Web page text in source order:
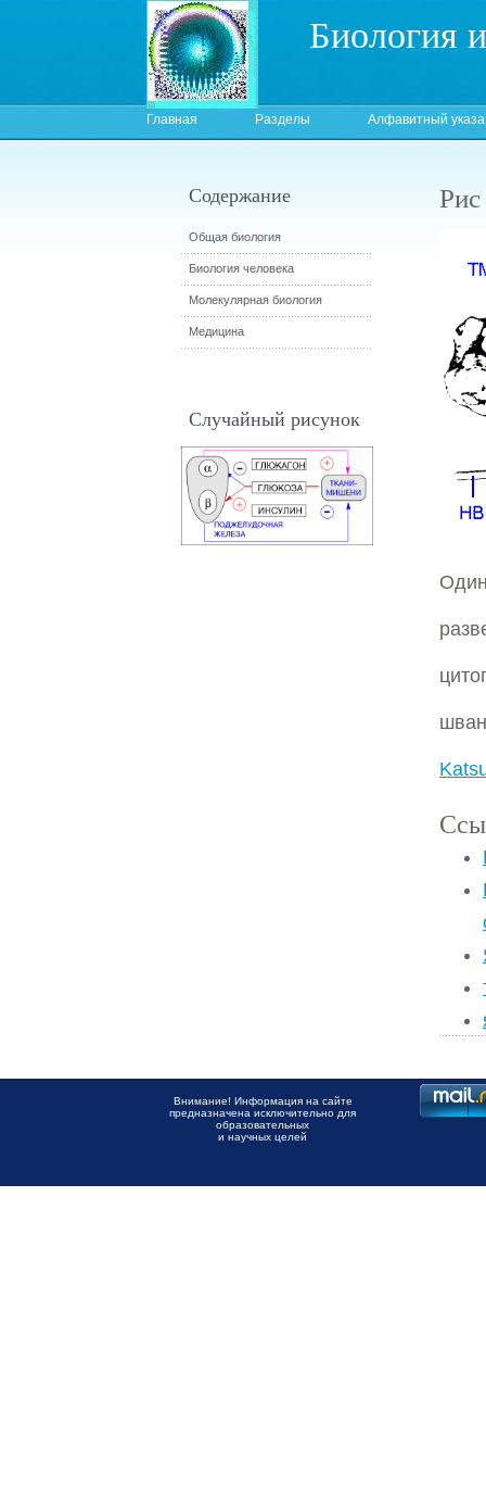
Биология
Главная Разделы Алфавитный
Содержание
Общая биология
Биология человека
Молекулярная биология
Медицина
Случайный рисунок
Внимание! Информация на сайте
предназначена исключительно для
образовательных
и научных целей